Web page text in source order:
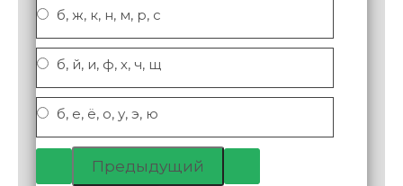
б, ж, к, н, м, р, с
б, й, и, ф, х, ч, щ
б, е, ё, о, у, э, ю